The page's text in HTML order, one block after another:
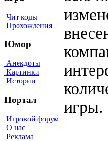
Чит коды
Прохождения
Юмор
Анекдоты
Картинки
Истории
Портал
Игровой форум
О нас
Реклама
игры.